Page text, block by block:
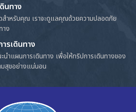
นทาง
ำหรับคุณ เราจะดูแลคุณด้วยความปลอดภัย
าง
รเดินทาง
ะนำแผนการเดินทาง เพื่อให้ทริปการเดินทางของ
มสุขอย่างแน่นอน